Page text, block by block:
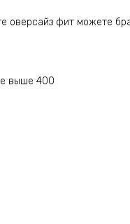
оверсайз фит можете
выше 400